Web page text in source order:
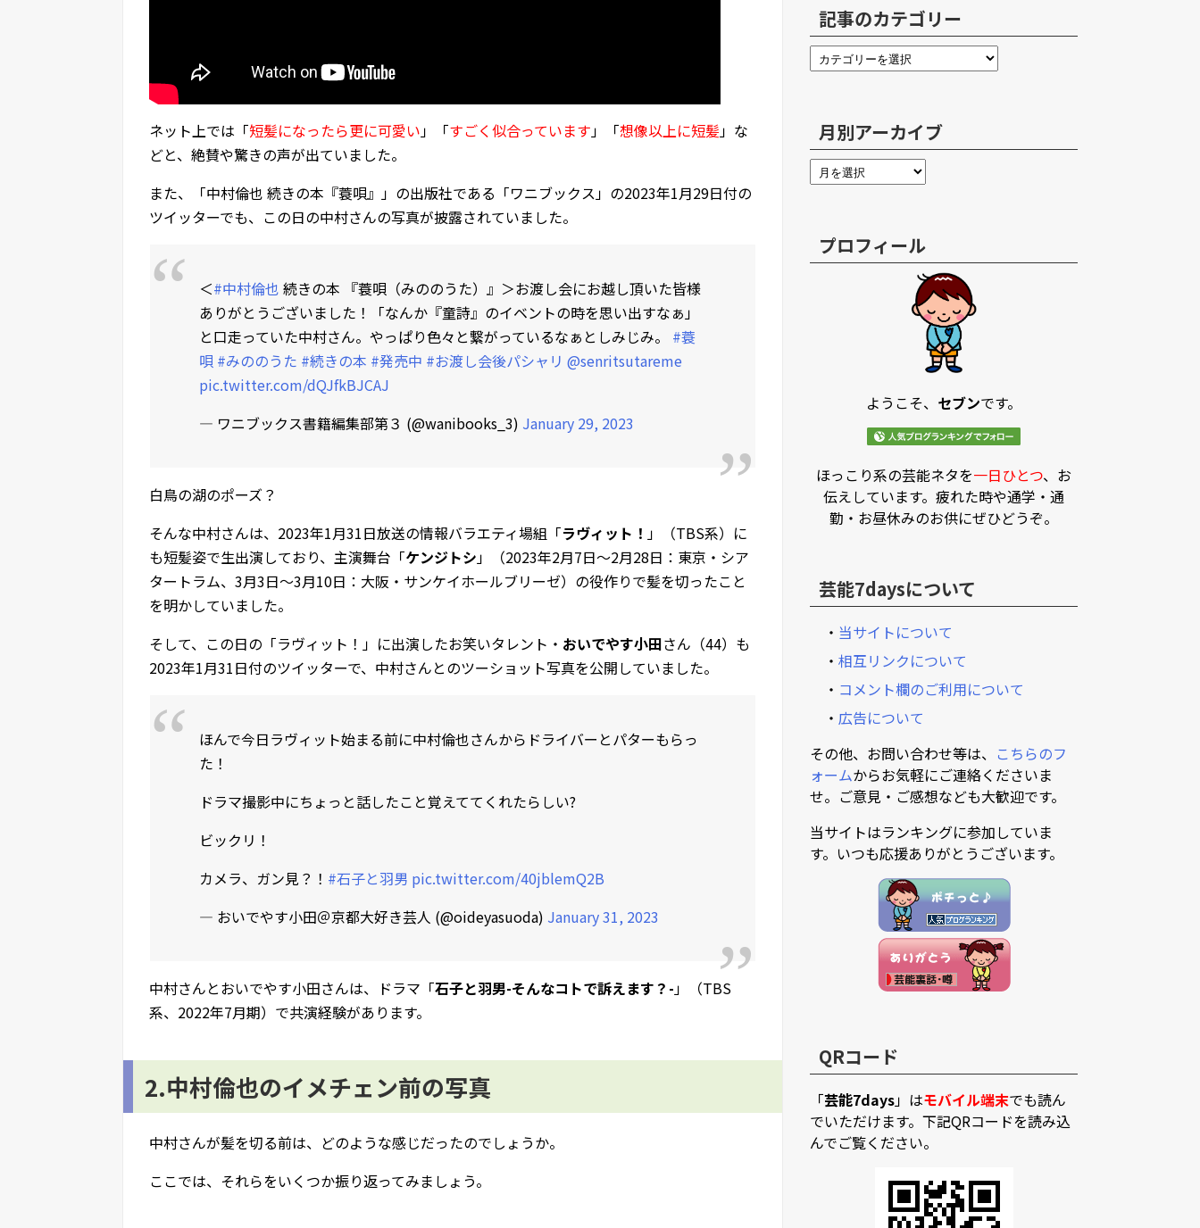
ネット上では「短髪になったら更に可愛い」「すごく似合っています」「想像以上に短髪」な
どと、絶賛や驚きの声が出ていました。
また、「中村倫也 続きの本『蓑唄』」の出版社である「ワニブックス」の2023年1月29日付の
ツイッターでも、この日の中村さんの写真が披露されていました。
＜#中村倫也 続きの本 『蓑唄（みののうた）』＞お渡し会にお越し頂いた皆様
ありがとうございました！「なんか『童詩』のイベントの時を思い出すなぁ」
と口走っていた中村さん。やっぱり色々と繋がっているなぁとしみじみ。 #蓑
唄 #みののうた #続きの本 #発売中 #お渡し会後パシャリ @senritsutareme
pic.twitter.com/dQJfkBJCAJ
— ワニブックス書籍編集部第３ (@wanibooks_3) January 29, 2023
白鳥の湖のポーズ？
そんな中村さんは、2023年1月31日放送の情報バラエティ場組「ラヴィット！ 」（TBS系）に
も短髪姿で生出演しており、主演舞台「ケンジトシ」（2023年2月7日～2月28日：東京・シア
タートラム、3月3日～3月10日：大阪・サンケイホールブリーゼ）の役作りで髪を切ったこと
を明かしていました。
そして、この日の「ラヴィット！」に出演したお笑いタレント・ おいでやす小田さん（44）も
2023年1月31日付のツイッターで、中村さんとのツーショット写真を公開していました。
ほんで今日ラヴィット始まる前に中村倫也さんからドライバーとパターもらっ
た！
ドラマ撮影中にちょっと話したこと覚えててくれたらしい?
ビックリ！
カメラ、ガン見？！ #石子と羽男 pic.twitter.com/40jblemQ2B
— おいでやす小田＠京都大好き芸人 (@oideyasuoda) January 31, 2023
中村さんとおいでやす小田さんは、ドラマ「石子と羽男-そんなコトで訴えます？-」（TBS
系、2022年7月期）で共演経験があります。
2.中村倫也のイメチェン前の写真
中村さんが髪を切る前は、どのような感じだったのでしょうか。
ここでは、それらをいくつか振り返ってみましょう。
記事のカテゴリー
月別アーカイブ
プロフィール
ようこそ、 セブンです。
ほっこり系の芸能ネタを一日ひとつ、お
伝えしています。疲れた時や通学・通
勤・お昼休みのお供にぜひどうぞ。
芸能7daysについて
・ 当サイトについて
・ 相互リンクについて
・ コメント欄のご利用について
・ 広告について
その他、お問い合わせ等は、 こちらのフ
ォームからお気軽にご連絡くださいま
せ。ご意見・ご感想なども大歓迎です。
当サイトはランキングに参加していま
す。いつも応援ありがとうございます。
QRコード
「芸能7days」はモバイル端末でも読ん
でいただけます。下記QRコードを読み込
んでご覧ください。